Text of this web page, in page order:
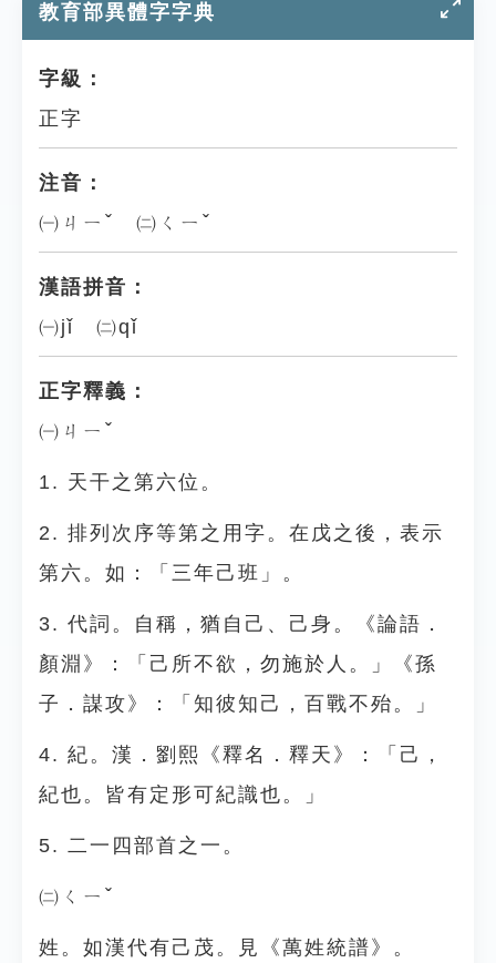
教育部異體字字典
字級：
正字
注音：
㈠ㄐㄧˇ ㈡ㄑㄧˇ
漢語拼音：
㈠jǐ ㈡qǐ
正字釋義：
㈠ㄐㄧˇ
1. 天干之第六位。
2. 排列次序等第之用字。在戊之後，表示
第六。如：「三年己班」。
3. 代詞。自稱，猶自己、己身。《論語．
顏淵》：「己所不欲，勿施於人。」《孫
子．謀攻》：「知彼知己，百戰不殆。」
4. 紀。漢．劉熙《釋名．釋天》：「己，
紀也。皆有定形可紀識也。」
5. 二一四部首之一。
㈡ㄑㄧˇ
姓。如漢代有己茂。見《萬姓統譜》。